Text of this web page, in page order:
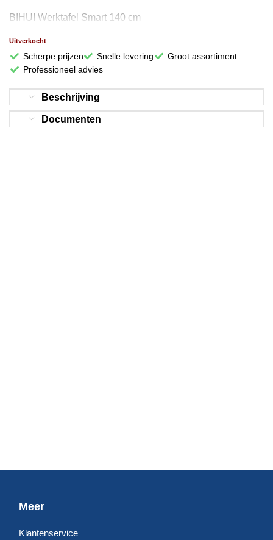
BIHUI Werktafel Smart 140 cm
Uitverkocht
Scherpe prijzen Snelle levering
Groot assortiment
Professioneel advies
Beschrijving
Documenten
Meer
Klantenservice